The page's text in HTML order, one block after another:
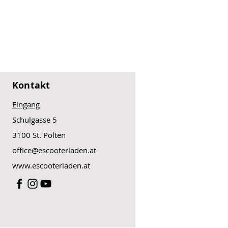
JahreKontakt
Eingang
Schulgasse 5
3100 St. Pölten
office@escooterladen.at
www.escooterladen.at